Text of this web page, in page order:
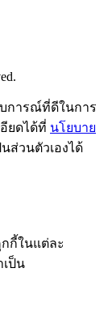
การณ์ที่ดีในการ
ยดได้ที่ นโยบาย
ส่วนตัวเองได้
กี้ในแต่ละ
ป็น